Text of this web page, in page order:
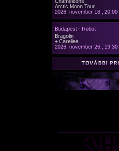
Arctic Moon Tour
2026. november 18., 20:00
Budapest - Robot
Bragolin
+ Carellee
2026. november 26., 19:30